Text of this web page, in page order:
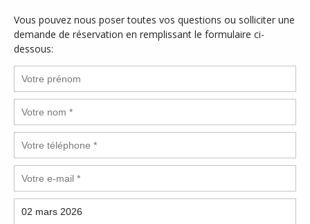
Vous pouvez nous poser toutes vos questions ou solliciter une
demande de réservation en remplissant le formulaire ci-
dessous: